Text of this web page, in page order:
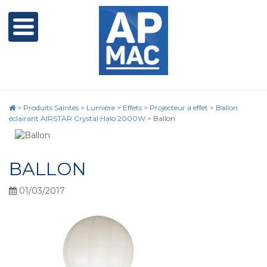
> Produits Saintes > Lumière > Effets > Projecteur à effet > Ballon
éclairant AIRSTAR Crystal Halo 2000W > Ballon
BALLON
01/03/2017